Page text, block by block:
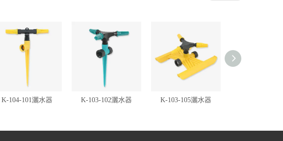
K-104-101灑水器 K-103-102灑水器 K-103-105灑水器